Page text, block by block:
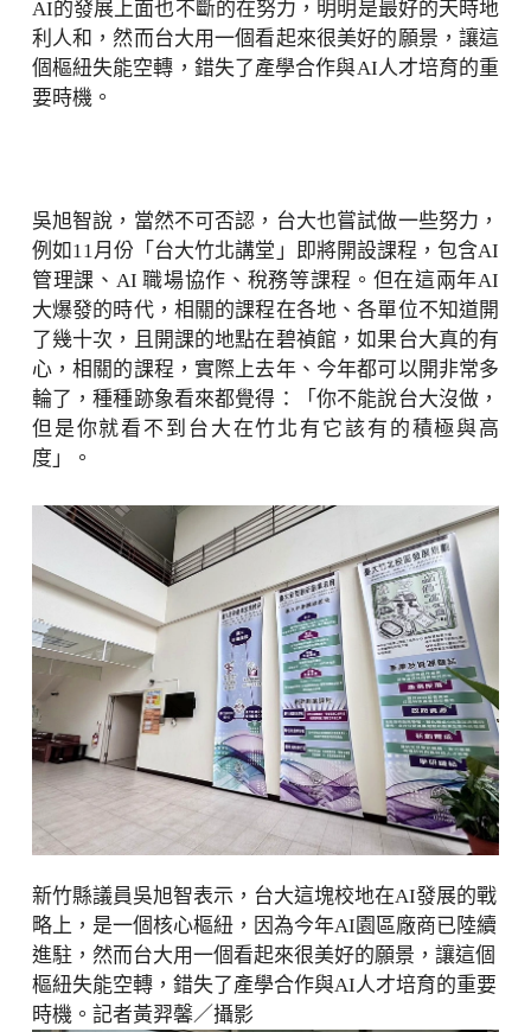
AI的發展上面也不斷的在努力，明明是最好的天時地
利人和，然而台大用一個看起來很美好的願景，讓這
個樞紐失能空轉，錯失了產學合作與AI人才培育的重
要時機。
吳旭智說，當然不可否認，台大也嘗試做一些努力，
例如11月份「台大竹北講堂」即將開設課程，包含AI
管理課、AI 職場協作、稅務等課程。但在這兩年AI
大爆發的時代，相關的課程在各地、各單位不知道開
了幾十次，且開課的地點在碧禎館，如果台大真的有
心，相關的課程，實際上去年、今年都可以開非常多
輪了，種種跡象看來都覺得：「你不能說台大沒做，
但是你就看不到台大在竹北有它該有的積極與高
度」。
新竹縣議員吳旭智表示，台大這塊校地在AI發展的戰
略上，是一個核心樞紐，因為今年AI園區廠商已陸續
進駐，然而台大用一個看起來很美好的願景，讓這個
樞紐失能空轉，錯失了產學合作與AI人才培育的重要
時機。記者黃羿馨／攝影